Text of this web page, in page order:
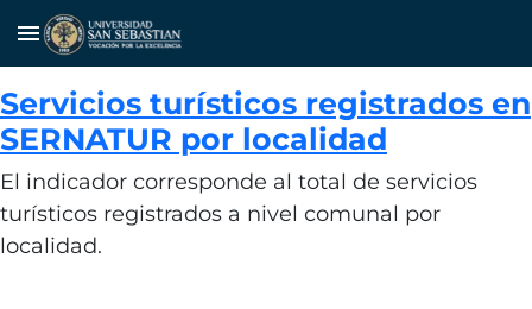
menu
Servicios turísticos registrados en
SERNATUR por localidad
El indicador corresponde al total de servicios
turísticos registrados a nivel comunal por
localidad.